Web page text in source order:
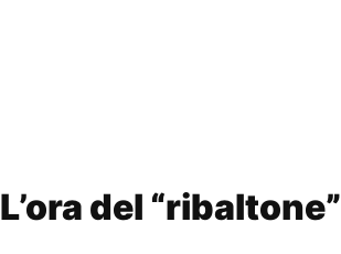
L’ora del “ribaltone”